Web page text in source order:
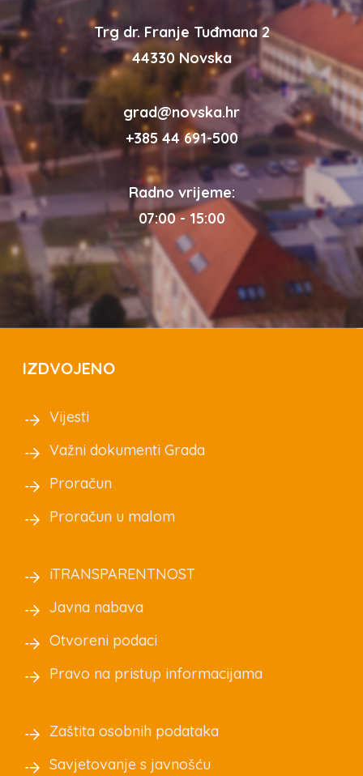
Trg dr. Franje Tuđmana 2
44330 Novska
grad@novska.hr
+385 44 691-500
Radno vrijeme:
07:00 - 15:00
IZDVOJENO
Vijesti
Važni dokumenti Grada
Proračun
Proračun u malom
iTRANSPARENTNOST
Javna nabava
Otvoreni podaci
Pravo na pristup informacijama
Zaštita osobnih podataka
Savjetovanje s javnošću